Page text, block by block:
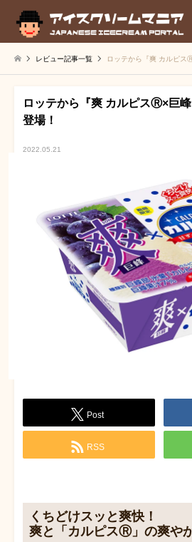
レビュー記事一覧 ロッテから『爽 カルピス
ロッテから『爽 カルピスⓇ×巨
登場！
2022.05.21
Post
RSS
くちどけスッと爽快！
爽と「カルピスⓇ」の爽や